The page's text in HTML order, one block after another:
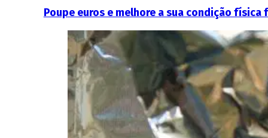
Poupe euros e melhore a sua condição